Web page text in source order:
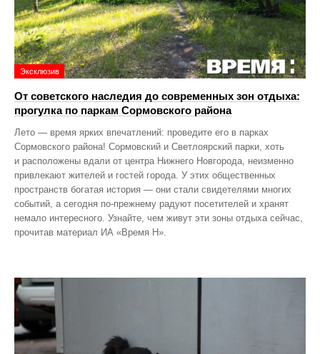
Эксклюзив
От советского наследия до современных зон отдыха:
прогулка по паркам Сормовского района
Лето — время ярких впечатлений: проведите его в парках
Сормовского района! Сормовский и Светлоярский парки, хоть
и расположены вдали от центра Нижнего Новгорода, неизменно
привлекают жителей и гостей города. У этих общественных
пространств богатая история — они стали свидетелями многих
событий, а сегодня по‑прежнему радуют посетителей и хранят
немало интересного. Узнайте, чем живут эти зоны отдыха сейчас,
прочитав материал ИА «Время Н».